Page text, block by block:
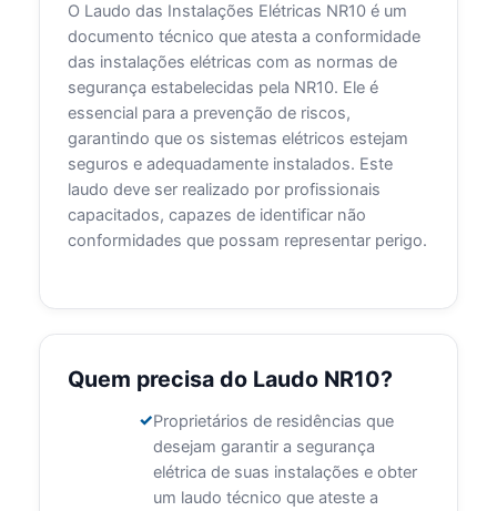
O Laudo das Instalações Elétricas NR10 é um
documento técnico que atesta a conformidade
das instalações elétricas com as normas de
segurança estabelecidas pela NR10. Ele é
essencial para a prevenção de riscos,
garantindo que os sistemas elétricos estejam
seguros e adequadamente instalados. Este
laudo deve ser realizado por profissionais
capacitados, capazes de identificar não
conformidades que possam representar perigo.
Quem precisa do Laudo NR10?
Proprietários de residências que
desejam garantir a segurança
elétrica de suas instalações e obter
um laudo técnico que ateste a